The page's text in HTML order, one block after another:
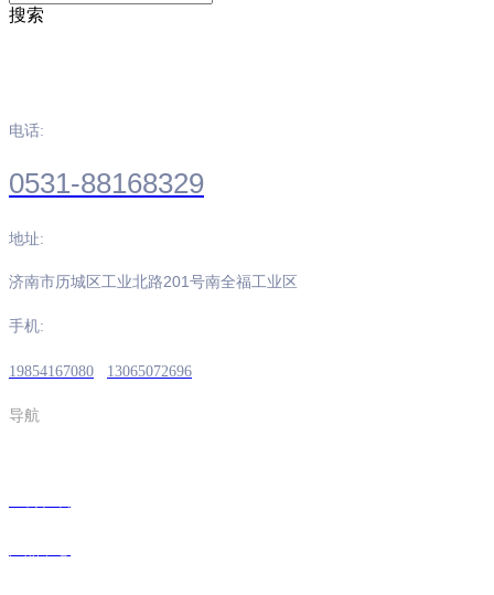
搜索
电话:
0531-88168329
地址:
济南市历城区工业北路201号南全福工业区
手机:
19854167080 13065072696
导航